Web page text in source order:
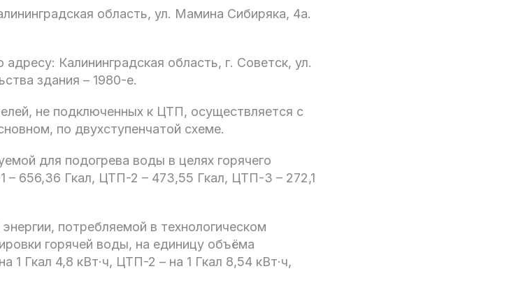
область, ул. Мамина Сибиряка, 4а.
Калининградская область, г. Советск, ул.
здания – 1980-е.
не подключенных к ЦТП, осуществляется с
по двухступенчатой схеме.
для подогрева воды в целях горячего
– 656,36 Гкал, ЦТП-2 – 473,55 Гкал, ЦТП-3 – 272,1
потребляемой в технологическом
горячей воды, на единицу объёма
Гкал 4,8 кВт·ч, ЦТП-2 – на 1 Гкал 8,54 кВт·ч,